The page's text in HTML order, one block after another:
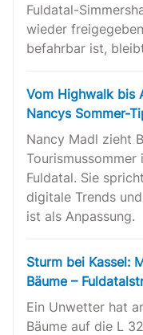
Fuldatal-
wieder
befahrbar ist,
Vom Highwalk bis
Nancys Sommer-
Nancy Madl zieht
Fuldatal. Sie
digitale Trends
ist als Anpassung.
Sturm bei Kassel:
Bäume –
Ein Unwetter hat
Bäume auf die L